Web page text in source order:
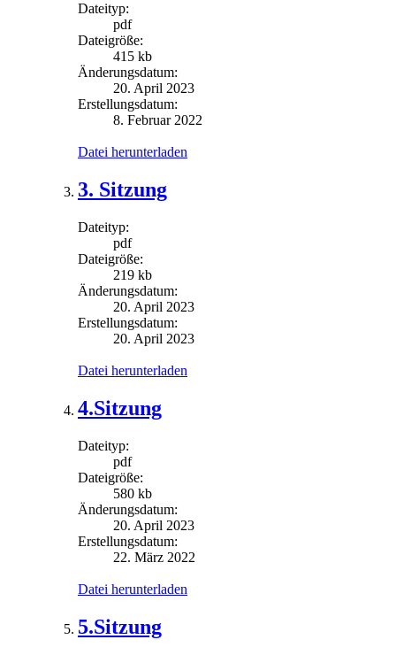
Dateityp:
pdf
Dateigröße:
415 kb
Änderungsdatum:
20. April 2023
Erstellungsdatum:
8. Februar 2022
Datei herunterladen
3. Sitzung
Dateityp:
pdf
Dateigröße:
219 kb
Änderungsdatum:
20. April 2023
Erstellungsdatum:
20. April 2023
Datei herunterladen
4.Sitzung
Dateityp:
pdf
Dateigröße:
580 kb
Änderungsdatum:
20. April 2023
Erstellungsdatum:
22. März 2022
Datei herunterladen
5.Sitzung